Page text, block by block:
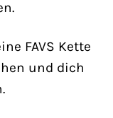
FAVS Kette
und dich